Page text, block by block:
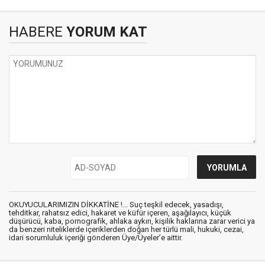
HABERE YORUM KAT
OKUYUCULARIMIZIN DİKKATİNE !... Suç teşkil edecek, yasadışı,
tehditkar, rahatsız edici, hakaret ve küfür içeren, aşağılayıcı, küçük
düşürücü, kaba, pornografik, ahlaka aykırı, kişilik haklarına zarar verici ya
da benzeri niteliklerde içeriklerden doğan her türlü mali, hukuki, cezai,
idari sorumluluk içeriği gönderen Üye/Üyeler’e aittir.